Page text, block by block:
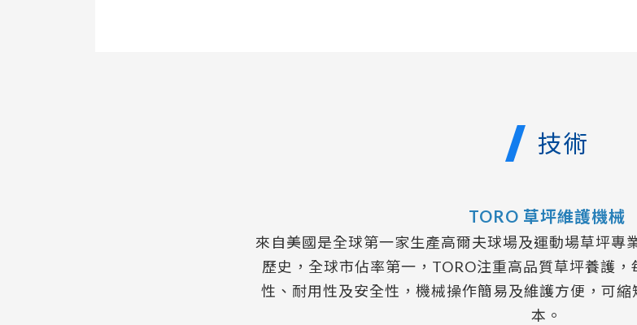
技術
TORO 草坪維護機械
來自美國是全球第一家生產高爾夫球場及運動場草坪專
歷史，全球市佔率第一，TORO注重高品質草坪養護
性、耐用性及安全性，機械操作簡易及維護方便，可
本。